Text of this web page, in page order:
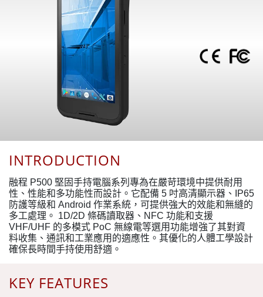
KEY FEATURES
INTRODUCTION
融程 P500 堅固手持電腦系列專為在嚴苛環境中提供耐用
性、性能和多功能性而設計。它配備 5 吋高清顯示器、IP65
防護等級和 Android 作業系統，可提供強大的效能和無縫的
多工處理。 1D/2D 條碼讀取器、NFC 功能和支援
VHF/UHF 的多模式 PoC 無線電等選用功能增強了其對資
料收集、通訊和工業應用的適應性。其優化的人體工學設計
確保長時間手持使用舒適。